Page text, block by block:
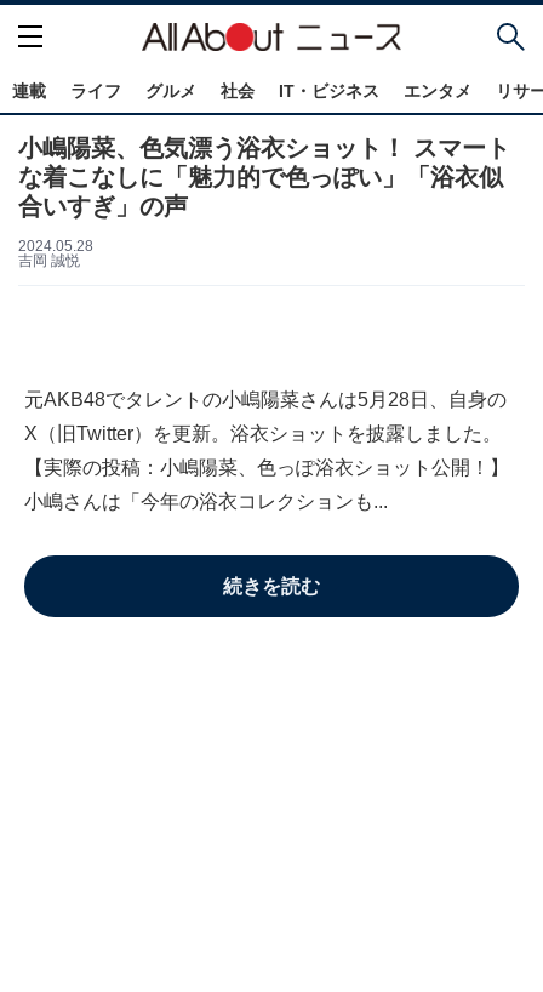
連載 ライフ グルメ 社会 IT・ビジネス エンタメ リサ
小嶋陽菜、色気漂う浴衣ショット！ スマート
な着こなしに「魅力的で色っぽい」「浴衣似
合いすぎ」の声
2024.05.28
吉岡 誠悦
元AKB48でタレントの小嶋陽菜さんは5月28日、自身の
X（旧Twitter）を更新。浴衣ショットを披露しました。
【実際の投稿：小嶋陽菜、色っぽ浴衣ショット公開！】
小嶋さんは「今年の浴衣コレクションも...
続きを読む